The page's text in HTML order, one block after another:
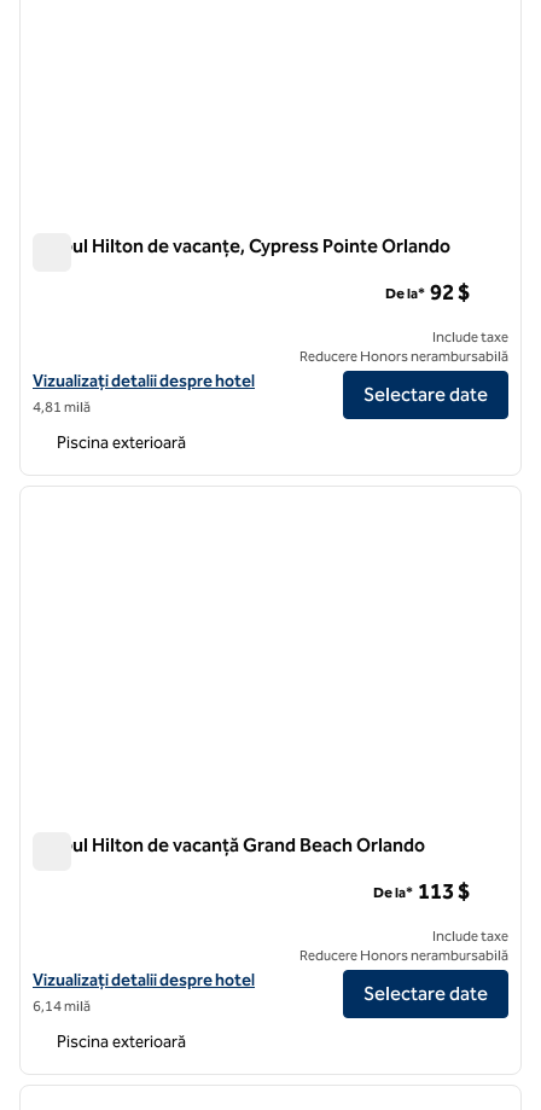
Clubul Hilton de vacanțe, Cypress Pointe Orlando
Vizualizați detaliile hotelului Hilton Vacation Club Cypress Pointe
Vizualizați detalii despre hotel
4,81 milă
De la* 92 $
Include taxe
Reducere Honors nerambursabilă
Selectare date
Piscina exterioară
1 din 12
Clubul Hilton de vacanță Grand Beach Orlando
Vizualizați detaliile hotelului Hilton Vacation Club Grand Beach
Vizualizați detalii despre hotel
6,14 milă
De la* 113 $
Include taxe
Reducere Honors nerambursabilă
Selectare date
Piscina exterioară
1 din 12